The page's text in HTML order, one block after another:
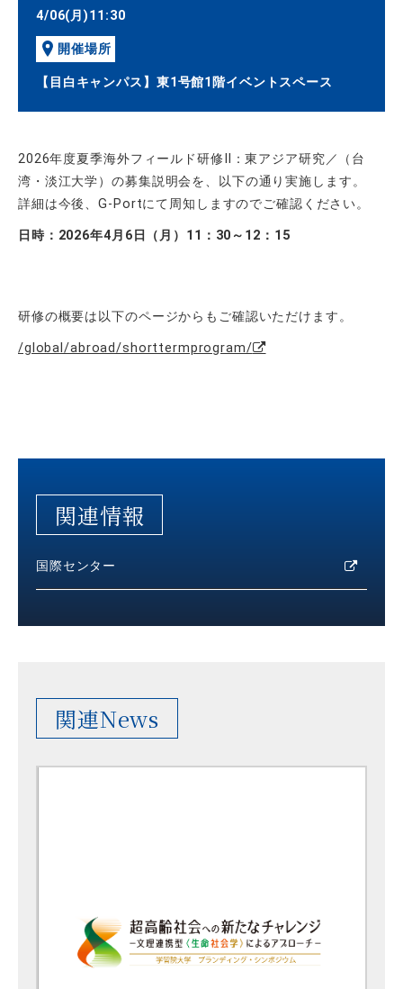
4/06(月)11:30
開催場所
【目白キャンパス】東1号館1階イベントスペース
2026年度夏季海外フィールド研修Ⅱ：東アジア研究／（台
湾・淡江大学）の募集説明会を、以下の通り実施します。
詳細は今後、G-Portにて周知しますのでご確認ください。
日時：2026年4月6日（月）11：30～12：15
研修の概要は以下のページからもご確認いただけます。
/global/abroad/shorttermprogram/
関連情報
国際センター
関連News